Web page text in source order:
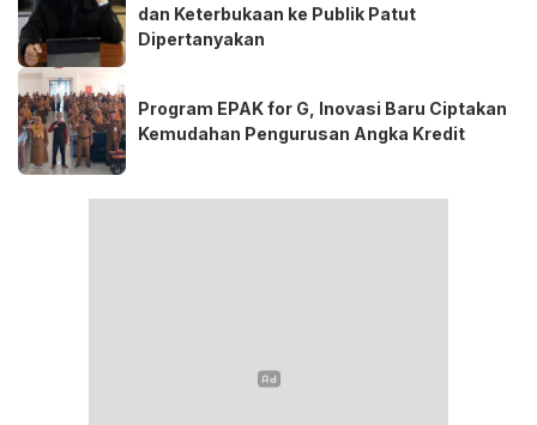
dan Keterbukaan ke Publik Patut
Dipertanyakan
Program EPAK for G, Inovasi Baru Ciptakan
Kemudahan Pengurusan Angka Kredit